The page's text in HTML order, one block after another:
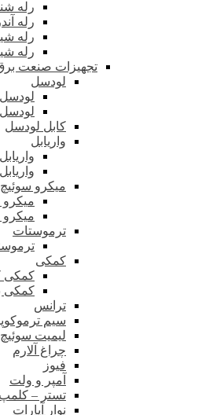
رله
رله آندر
رله
رله
تجهیزات صنعت
لودسل
کابل لودسل
واریابل
میکرو سوئیچ
میکرو
ترموستات
کمکی
کمکی
کمکی
ترانس
سیم
لیمیت سوئیچ
چراغ آلارم
فیوز
آمپر و ولت
تستر – کلمپ
نوار آپارات